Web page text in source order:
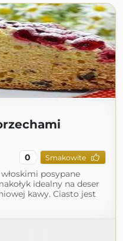
0 Smakowite
posypane
idealny na deser
kawy. Ciasto jest